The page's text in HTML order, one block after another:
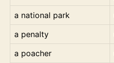
a national park
a penalty
a poacher